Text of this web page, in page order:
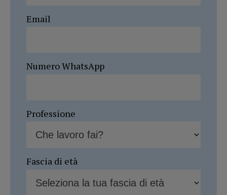
Email
Numero WhatsApp
Professione
Fascia di età